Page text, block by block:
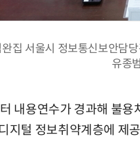
집 서울시 정보통신보안담
유종
내용연수가 경과해 불용
지털 정보취약계층에 제